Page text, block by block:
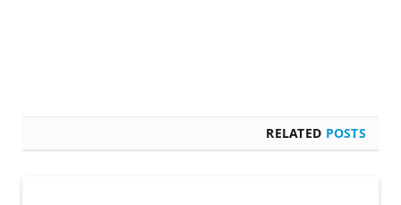
RELATED POSTS